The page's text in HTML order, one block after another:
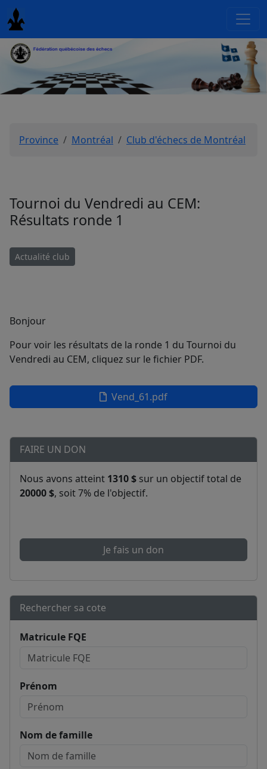
Province Montréal Club d'échecs de Montréal
Tournoi du Vendredi au CEM:
Résultats ronde 1
Actualité club
Bonjour
Pour voir les résultats de la ronde 1 du Tournoi du
Vendredi au CEM, cliquez sur le fichier PDF.
Vend_61.pdf
FAIRE UN DON
Nous avons atteint 1310 $ sur un objectif total de
20000 $, soit 7% de l'objectif.
Je fais un don
Rechercher sa cote
Matricule FQE
Prénom
Nom de famille